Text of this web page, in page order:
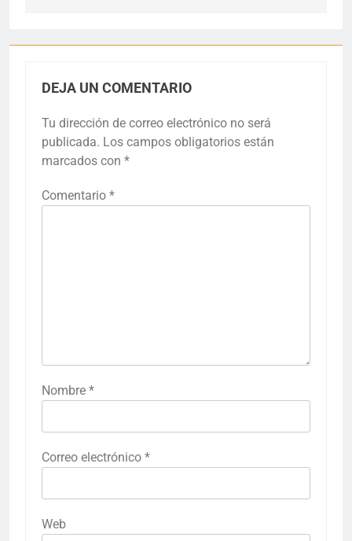
DEJA UN COMENTARIO
Tu dirección de correo electrónico no será
publicada. Los campos obligatorios están
marcados con *
Comentario *
Nombre *
Correo electrónico *
Web